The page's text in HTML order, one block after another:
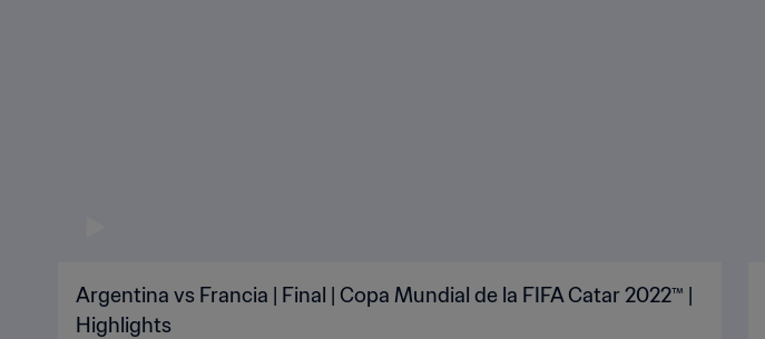
Argentina vs Francia | Final | Copa Mundial de la FIFA Catar 2022™ |
Highlights